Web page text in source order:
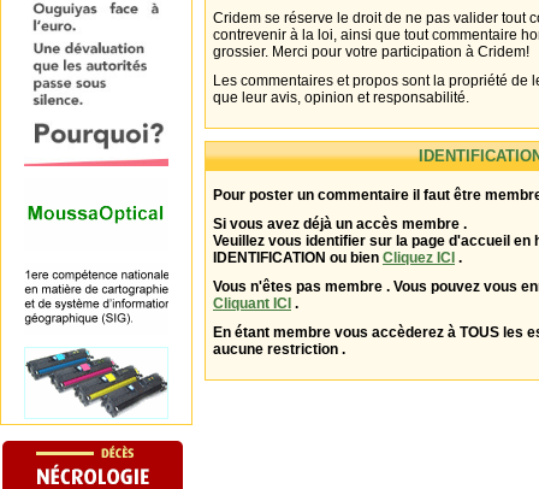
Cridem se réserve le droit de ne pas valider tout
contrevenir à la loi, ainsi que tout commentaire
grossier. Merci pour votre participation à Cridem!
Les commentaires et propos sont la propriété de
que leur avis, opinion et responsabilité.
Pour poster un commentaire il faut être
Si vous avez déjà un accès membre .
Veuillez vous identifier sur la page d'accueil en
IDENTIFICATION ou bien Cliquez ICI .
Vous n'êtes pas membre . Vous pouvez vous
Cliquant ICI .
En étant membre vous accèderez à TOUS les
aucune restriction .